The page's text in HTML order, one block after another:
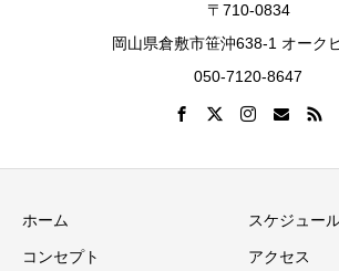
〒710-0834
岡山県倉敷市笹沖638-1 オーク
050-7120-8647
ホーム スケジュー
コンセプト アクセス